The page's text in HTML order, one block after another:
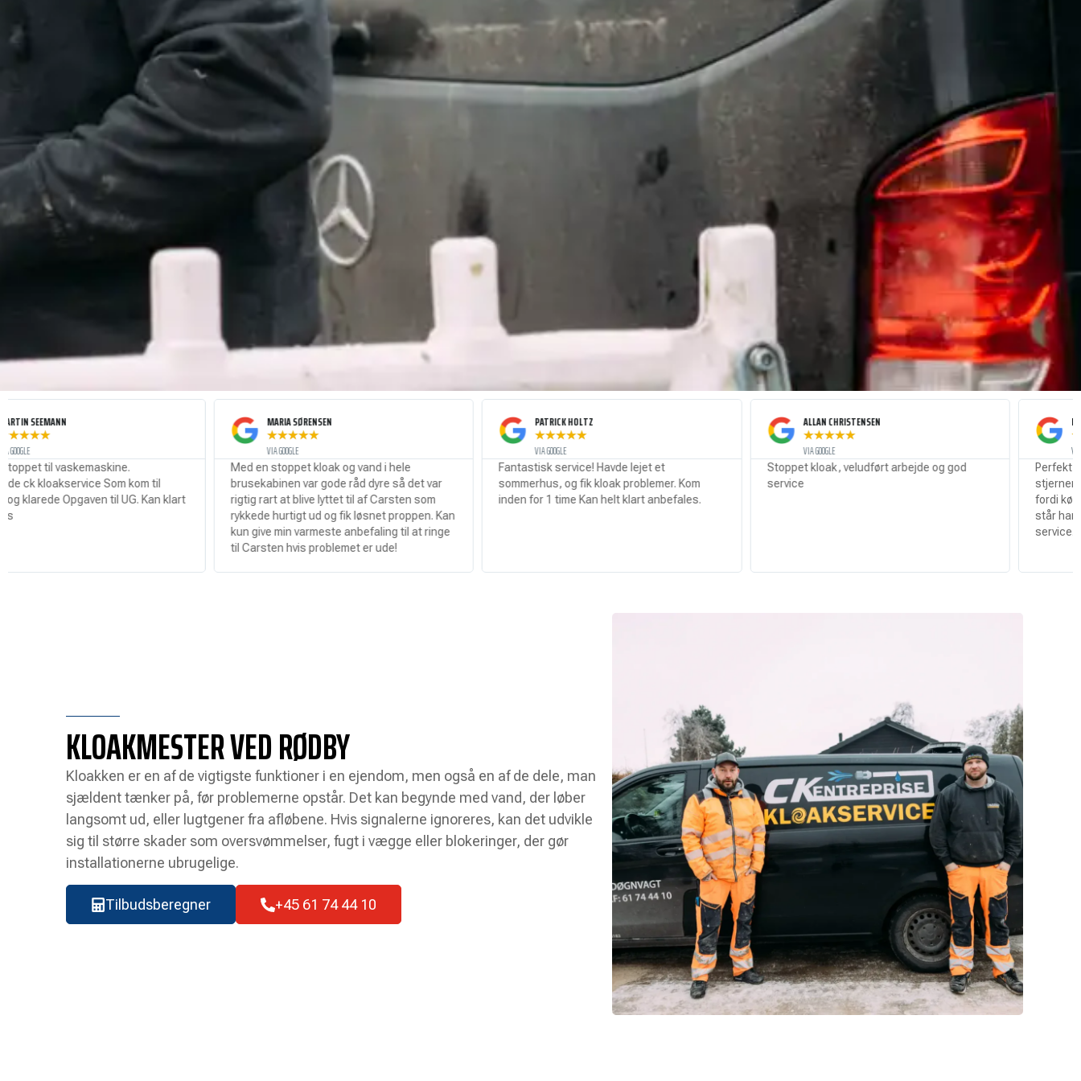
Som kom til
til UG. Kan klart
MARIA SØRENSEN
★★
Med en stoppet kloak og vand i hele
brusekabinen var gode råd dyre så det var
rigtig rart at blive lyttet til af Carsten som
rykkede hurtigt ud og fik løsnet proppen. Kan
kun give min varmeste anbefaling til at ringe
til Carsten hvis problemet er ude!
PATRICK HOLTZ
★★
Fantastisk service! Havde lejet et
sommerhus, og fik kloak problemer. Kom
inden for 1 time Kan helt klart anbefales.
ALLAN CHRISTENSEN
★★
Stoppet kloak, veludført arbejde og god
service
MATHIAS SEVERIN
★★
Perfekt udført
stjerner så fik han
fordi køkkenvasken
står han i indkørslen!
service. Dobbelt op
KLOAKMESTER VED RØDBY
Kloakken er en af de vigtigste funktioner i en ejendom, men også en af de dele, man
sjældent tænker på, før problemerne opstår. Det kan begynde med vand, der løber
langsomt ud, eller lugtgener fra afløbene. Hvis signalerne ignoreres, kan det udvikle
sig til større skader som oversvømmelser, fugt i vægge eller blokeringer, der gør
installationerne ubrugelige.
Tilbudsberegner +45 61 74 44 10